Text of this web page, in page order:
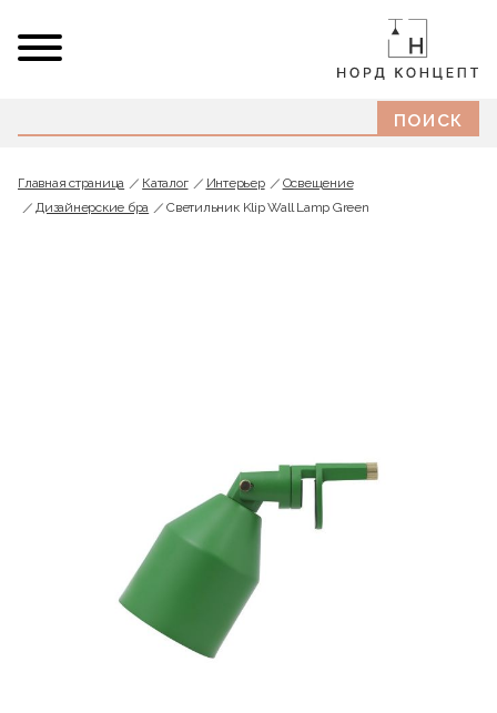
Главная страница Каталог Интерьер
Освещение
Дизайнерские бра
Светильник Klip Wall Lamp Green